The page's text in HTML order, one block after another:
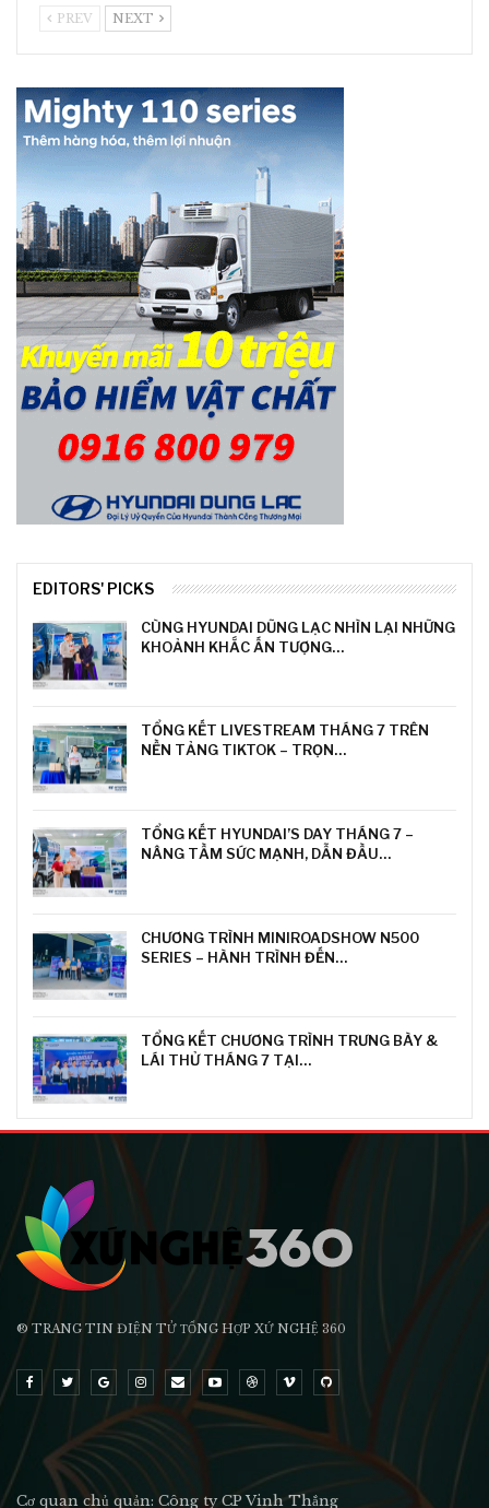
PREV NEXT
EDITORS' PICKS
CÙNG HYUNDAI DŨNG LẠC NHÌN LẠI NHỮNG
KHOẢNH KHẮC ẤN TƯỢNG…
TỔNG KẾT LIVESTREAM THÁNG 7 TRÊN
NỀN TẢNG TIKTOK – TRỌN…
TỔNG KẾT HYUNDAI’S DAY THÁNG 7 –
NÂNG TẦM SỨC MẠNH, DẪN ĐẦU…
CHƯƠNG TRÌNH MINIROADSHOW N500
SERIES – HÀNH TRÌNH ĐẾN…
TỔNG KẾT CHƯƠNG TRÌNH TRƯNG BÀY &
LÁI THỬ THÁNG 7 TẠI…
® TRANG TIN ĐIỆN TỬ ТỔNG HỢP XỨ NGHỆ 360
Cơ quan chủ quản: Công ty CP Vinh Thắng